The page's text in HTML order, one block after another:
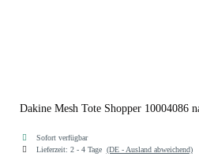
Dakine Mesh Tote Shopper 10004086
Sofort verfügbar
Lieferzeit: 2 - 4 Tage (DE - Ausland abweichend)